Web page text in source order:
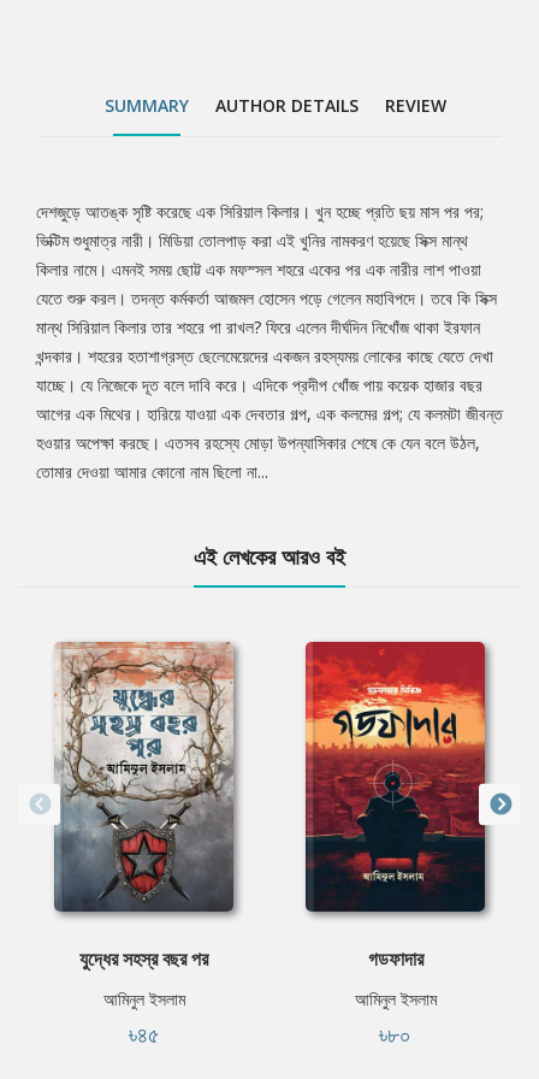
SUMMARY AUTHOR DETAILS REVIEW
Tab
Article
দেশজুড়ে আতঙ্ক সৃষ্টি করেছে এক সিরিয়াল কিলার। খুন হচ্ছে প্রতি ছয় মাস পর পর;
ভিক্টিম শুধুমাত্র নারী। মিডিয়া তোলপাড় করা এই খুনির নামকরণ হয়েছে সিক্স মান্থ
কিলার নামে। এমনই সময় ছোট্ট এক মফস্সল শহরে একের পর এক নারীর লাশ পাওয়া
যেতে শুরু করল। তদন্ত কর্মকর্তা আজমল হোসেন পড়ে গেলেন মহাবিপদে। তবে কি সিক্স
মান্থ সিরিয়াল কিলার তার শহরে পা রাখল? ফিরে এলেন দীর্ঘদিন নিখোঁজ থাকা ইরফান
খন্দকার। শহরের হতাশাগ্রস্ত ছেলেমেয়েদের একজন রহস্যময় লোকের কাছে যেতে দেখা
যাচ্ছে। যে নিজেকে দূত বলে দাবি করে। এদিকে প্রদীপ খোঁজ পায় কয়েক হাজার বছর
আগের এক মিথের। হারিয়ে যাওয়া এক দেবতার গল্প, এক কলমের গল্প; যে কলমটা জীবন্ত
হওয়ার অপেক্ষা করছে। এতসব রহস্যে মোড়া উপন্যাসিকার শেষে কে যেন বলে উঠল,
তোমার দেওয়া আমার কোনো নাম ছিলো না...
এই লেখকের আরও বই
যুদ্ধের সহস্র বছর পর
আমিনুল ইসলাম
৳৪৫
গডফাদার
আমিনুল ইসলাম
৳৮০